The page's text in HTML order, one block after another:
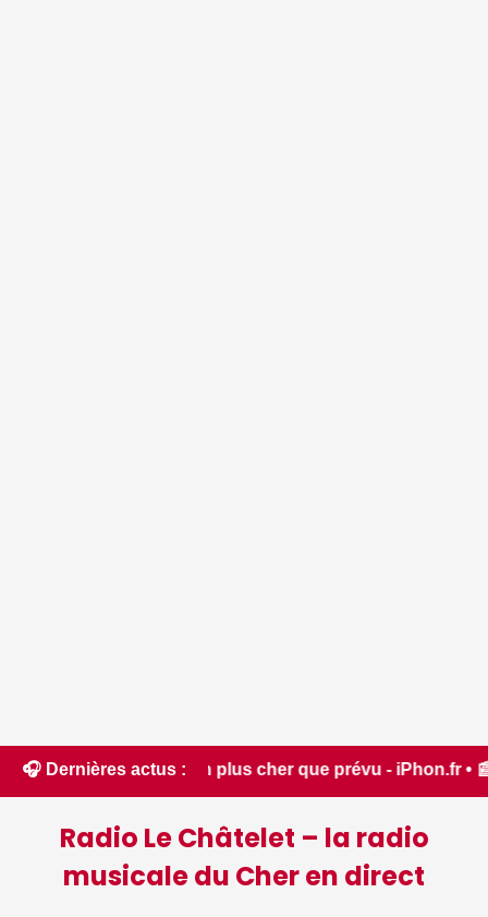
🎧 Dernières actus :
cher que prévu - iPhon.fr • 📰 L'iPhone 18
Radio Le Châtelet – la radio
musicale du Cher en direct